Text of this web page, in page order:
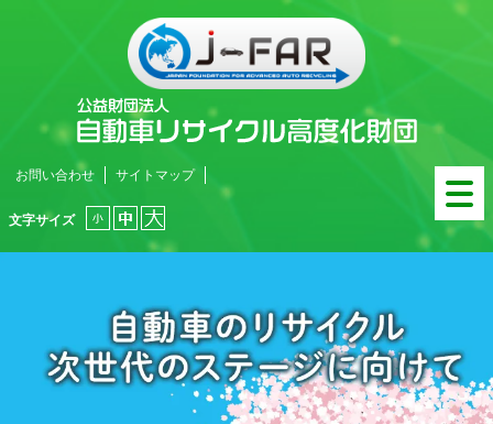
お問い合わせ サイトマップ
文字サイズ